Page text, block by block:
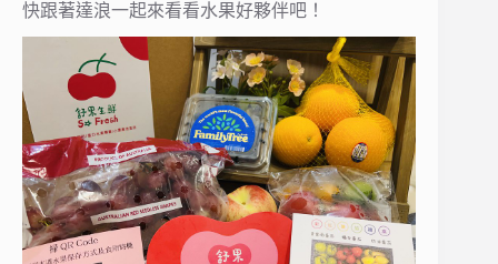
快跟著達浪一起來看看水果好夥伴吧！